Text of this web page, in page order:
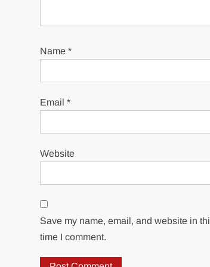
Name*
Email*
Website
Save my name, email, and website in
time I comment.